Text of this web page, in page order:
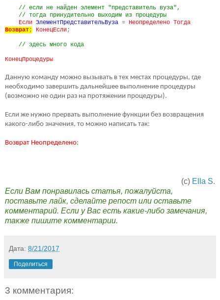
// если не найден элемент "представитель вуза",
// тогда принудительно выходим из процедуры
Если ЭлементПредставительВуза = Неопределено Тогда
Возврат; КонецЕсли;
// здесь много кода
КонецПроцедуры
Данную команду можно вызывать в тех местах процедуры, где
необходимо завершить дальнейшее выполнение процедуры
(возможно не один раз на протяжении процедуры).
Если же нужно прервать выполнение функции без возвращения
какого-либо значения, то можно написать так:
Возврат Неопределено;
(с) Ella S.
Если Вам понравилась статья, пожалуйста,
поставьте лайк, сделайте репост или оставьте
комментарий. Если у Вас есть какие-либо замечания,
также пишите комментарии.
Дата: 8/21/2017
Поделиться
3 комментария: